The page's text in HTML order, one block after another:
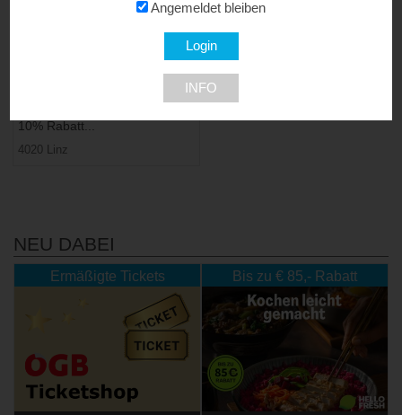
10% Rabatt...
4020 Linz
NEU DABEI
Ermäßigte Tickets Bis zu € 85,- Rabatt
Angemeldet bleiben
INFO